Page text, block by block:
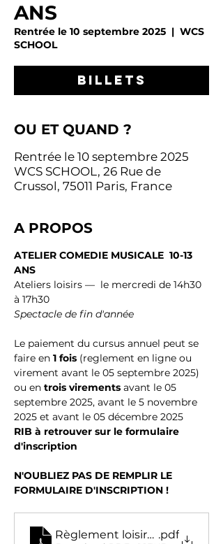
ANS
Rentrée le 10 septembre 2025
  |
WCS
SCHOOL
BILLETS
OU ET QUAND ?
Rentrée le 10 septembre 2025
WCS SCHOOL, 26 Rue de
Crussol, 75011 Paris, France
A PROPOS
ATELIER COMEDIE MUSICALE  10-13
ANS
Ateliers loisirs —  le mercredi de 14h30
à 17h30
Spectacle de fin d'année
Le paiement du cursus annuel peut se
faire en 1 fois (reglement en ligne ou
virement avant le 05 septembre 2025)
ou en trois virements avant le 05
septembre 2025, avant le 5 novembre
2025 et avant le 05 décembre 2025
RIB à retrouver sur le formulaire
d'inscription
N'OUBLIEZ PAS DE REMPLIR LE
FORMULAIRE D'INSCRIPTION !
Règlement loisirs enfants WCS
.pdf